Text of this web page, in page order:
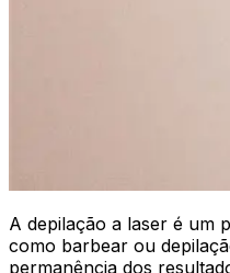
A depilação a laser é um
como barbear ou
permanência dos